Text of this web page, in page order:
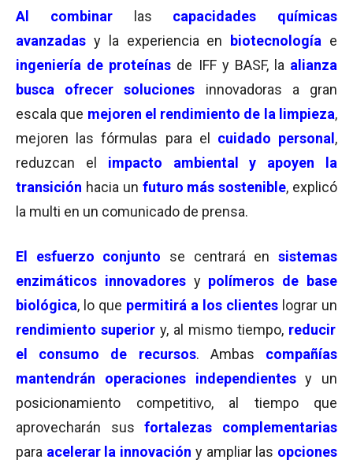
Al combinar las capacidades químicas
avanzadas y la experiencia en biotecnología e
ingeniería de proteínas de IFF y BASF, la alianza
busca ofrecer soluciones innovadoras a gran
escala que mejoren el rendimiento de la limpieza,
mejoren las fórmulas para el cuidado personal ,
reduzcan el impacto ambiental y apoyen la
transición hacia un futuro más sostenible, explicó
la multi en un comunicado de prensa.
El esfuerzo conjunto se centrará en sistemas
enzimáticos innovadoresy polímeros de base
biológica, lo que permitirá a los clientes lograr un
rendimiento superior y, al mismo tiempo, reducir
el consumo de recursos. Ambas compañías
mantendrán operaciones independientesy un
posicionamiento competitivo, al tiempo que
aprovecharán susfortalezas complementarias
para acelerar la innovación y ampliar las opciones